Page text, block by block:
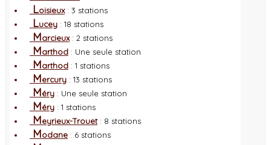
Loisieux: 3 stations
Lucey : 18 stations
Marcieux: 2 stations
Marthod : Une seule station
Marthod : 1 stations
Mercury : 13 stations
Méry : Une seule station
Méry : 1 stations
Meyrieux-Trouet: 8 stations
Modane : 6 stations